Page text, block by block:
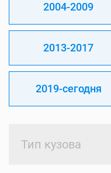
2004-2009
2013-2017
2019-сегодня
Тип кузова